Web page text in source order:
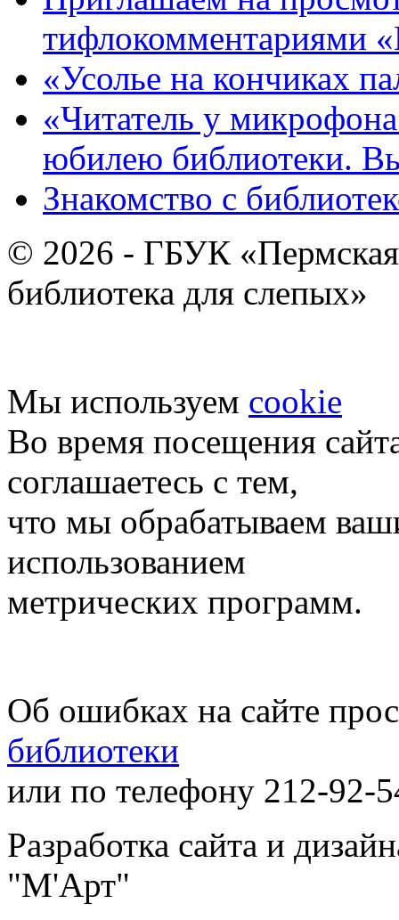
тифлокомментариями
«Усолье на кончиках
«Читатель у
юбилею библиотеки.
Знакомство с
© 2026 - ГБУК «Пермская
библиотека для слепых»
Мы используем cookie
Во время посещения
соглашаетесь с тем,
что мы обрабатываем
использованием
метрических программ.
Об ошибках на сайте
библиотеки
или по телефону 212-92-
Разработка сайта и
"М'Арт"